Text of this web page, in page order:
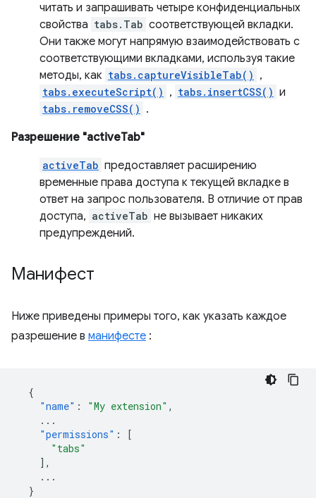
читать и запрашивать четыре конфиденциальных
свойства tabs.Tab соответствующей вкладки.
Они также могут напрямую взаимодействовать с
соответствующими вкладками, используя такие
методы, как tabs.captureVisibleTab() ,
tabs.executeScript() , tabs.insertCSS() и
tabs.removeCSS() .
Разрешение "activeTab"
activeTab предоставляет расширению
временные права доступа к текущей вкладке в
ответ на запрос пользователя. В отличие от прав
доступа, activeTab не вызывает никаких
предупреждений.
Манифест
Ниже приведены примеры того, как указать каждое
разрешение в манифесте :
{
"name" : "My extension" ,
...
"permissions" :
[
"tabs"
],
...
}